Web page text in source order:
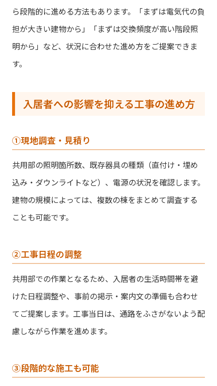
ら段階的に進める方法もあります。「まずは電気代の負
担が大きい建物から」「まずは交換頻度が高い階段照
明から」など、状況に合わせた進め方をご提案できま
す。
入居者への影響を抑える工事の進め方
①現地調査・見積り
共用部の照明箇所数、既存器具の種類（直付け・埋め
込み・ダウンライトなど）、電源の状況を確認します。
建物の規模によっては、複数の棟をまとめて調査する
ことも可能です。
②工事日程の調整
共用部での作業となるため、入居者の生活時間帯を避
けた日程調整や、事前の掲示・案内文の準備も合わせ
てご提案します。工事当日は、通路をふさがないよう配
慮しながら作業を進めます。
③段階的な施工も可能